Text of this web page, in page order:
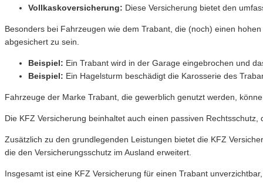
Vollkaskoversicherung: Diese Versicherung bietet den
Besonders bei Fahrzeugen wie dem Trabant, die (noch) einen
abgesichert zu sein.
Beispiel: Ein Trabant wird in der Garage eingebrochen und
Beispiel: Ein Hagelsturm beschädigt die Karosserie des
Fahrzeuge der Marke Trabant, die gewerblich genutzt werden,
Die KFZ Versicherung beinhaltet auch einen passiven
Zusätzlich zu den grundlegenden Leistungen bietet die KFZ
die den Versicherungsschutz im Ausland erweitert.
Insgesamt ist eine KFZ Versicherung für einen Trabant